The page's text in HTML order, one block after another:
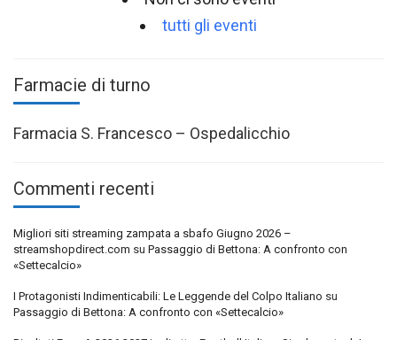
tutti gli eventi
Farmacie di turno
Farmacia S. Francesco – Ospedalicchio
Commenti recenti
Migliori siti streaming zampata a sbafo Giugno 2026 –
streamshopdirect.com su Passaggio di Bettona: A confronto con
«Settecalcio»
I Protagonisti Indimenticabili: Le Leggende del Colpo Italiano su
Passaggio di Bettona: A confronto con «Settecalcio»